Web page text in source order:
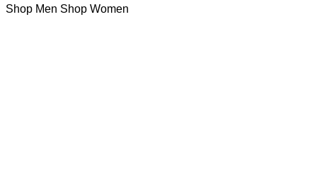
Shop Men Shop Women